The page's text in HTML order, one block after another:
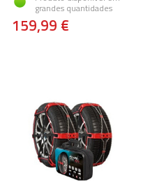
grandes quantidades
159,99 €